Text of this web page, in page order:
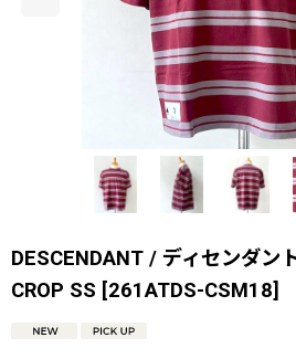
DESCENDANT / ディセンダン
CROP SS [261ATDS-CSM18]